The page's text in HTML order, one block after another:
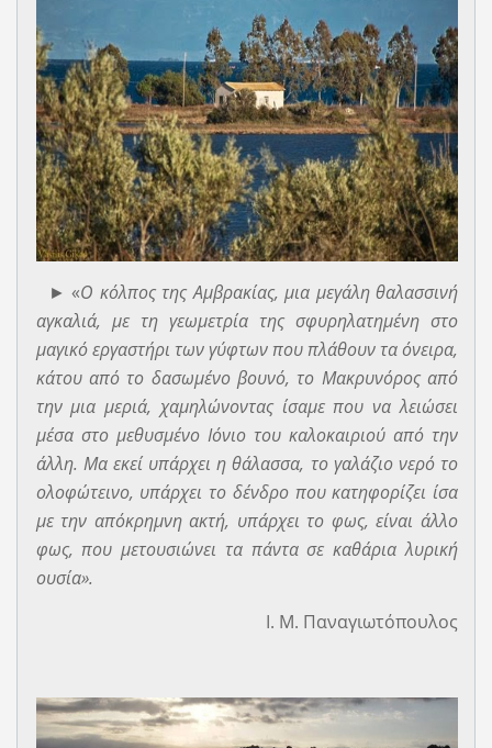
► «Ο κόλπος της Αμβρακίας, μια μεγάλη θαλασσινή
αγκαλιά, με τη γεωμετρία της σφυρηλατημένη στο
μαγικό εργαστήρι των γύφτων που πλάθουν τα όνειρα,
κάτου από το δασωμένο βουνό, το Μακρυνόρος από
την μια μεριά, χαμηλώνοντας ίσαμε που να λειώσει
μέσα στο μεθυσμένο Ιόνιο του καλοκαιριού από την
άλλη. Μα εκεί υπάρχει η θάλασσα, το γαλάζιο νερό το
ολοφώτεινο, υπάρχει το δένδρο που κατηφορίζει ίσα
με την απόκρημνη ακτή, υπάρχει το φως, είναι άλλο
φως, που μετουσιώνει τα πάντα σε καθάρια λυρική
ουσία».
Ι. Μ. Παναγιωτόπουλος